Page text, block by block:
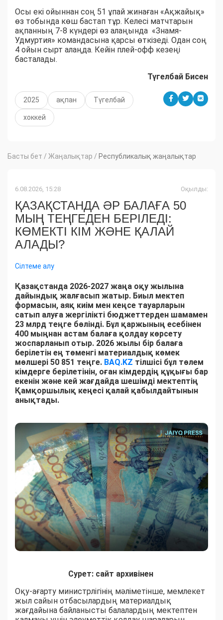
Осы екі ойыннан соң 51 ұпай жинаған «Ақжайық»
өз тобында көш бастап тұр. Келесі матчтарын
ақпанның 7-8 күндері өз алаңында «Знамя-
Удмуртия» командасына қарсы өткізеді. Одан соң
4 ойын сырт алаңда. Кейін плей-офф кезеңі
басталады.
Түгелбай Бисен
2025 ақпан Түгелбай
хоккей
Басты бет / Жаңалықтар / Республикалық жаңалықтар
6.08.2026, 15:28 Оқылды:
ҚАЗАҚСТАНДА ӘР БАЛАҒА 50
МЫҢ ТЕҢГЕДЕН БЕРІЛЕДІ:
КӨМЕКТІ КІМ ЖӘНЕ ҚАЛАЙ
АЛАДЫ?
Сілтеме алу
Қазақстанда 2026-2027 жаңа оқу жылына
дайындық жалғасып жатыр. Биыл мектеп
формасын, аяқ киім мен кеңсе тауарларын
сатып алуға жергілікті бюджеттерден шамамен
23 млрд теңге бөлінді. Бұл қаржының есебінен
400 мыңнан астам балаға қолдау көрсету
жоспарланып отыр. 2026 жылы бір балаға
берілетін ең төменгі материалдық көмек
мөлшері 50 851 теңге. BAQ.KZ тілшісі бұл төлем
кімдерге берілетінін, оған кімдердің құқығы бар
екенін және кей жағдайда шешімді мектептің
Қамқоршылық кеңесі қалай қабылдайтынын
анықтады.
Сурет: сайт архивінен
Оқу-ағарту министрлігінің мәліметінше, мемлекет
жыл сайын отбасылардың материалдық
жағдайына байланысты балалардың мектептен